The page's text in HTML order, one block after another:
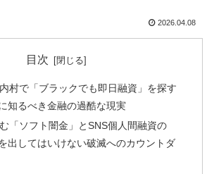
2026.04.08
目次
村で「ブラックでも即日融資」を探す
知るべき金融の過酷な現実
「ソフト闇金」とSNS個人間融資の
出してはいけない破滅へのカウントダ